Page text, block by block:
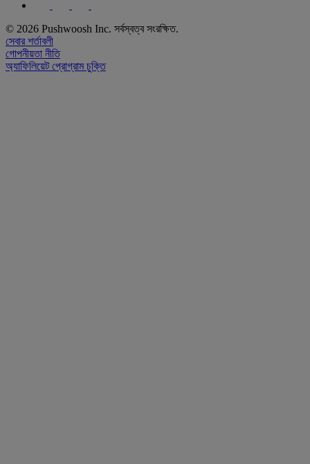
© 2026 Pushwoosh Inc. সর্বস্বত্ব সংরক্ষিত.
সেবার শর্তাবলী
গোপনীয়তা নীতি
অ্যাফিলিয়েট প্রোগ্রাম চুক্তি